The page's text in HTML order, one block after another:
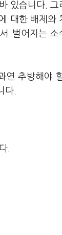
있습니다. 그
대한 배제와
벌어지는 소
연 추방해야
다.
.